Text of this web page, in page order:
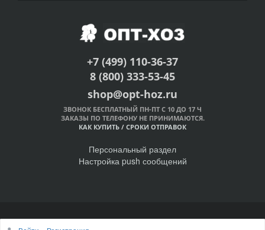
+7 (499) 110-36-37
8 (800) 333-53-45
shop@opt-hoz.ru
ЗВОНОК БЕСПЛАТНЫЙ ПН-ПТ С 10 ДО 17 Ч
ЗАКАЗЫ ПО ТЕЛЕФОНУ НЕ ПРИНИМАЮТСЯ.
КАК КУПИТЬ / СРОКИ ОТПРАВОК
Персональный раздел
Настройка push сообщений
© Интернет-магазин ОПТ-ХОЗ, 2011-2026